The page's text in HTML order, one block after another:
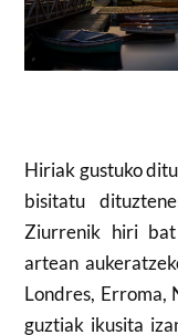
Hiriak gustuko
bisitatu
Ziurrenik hiri
artean
Londres, Erroma,
guztiak ikusita